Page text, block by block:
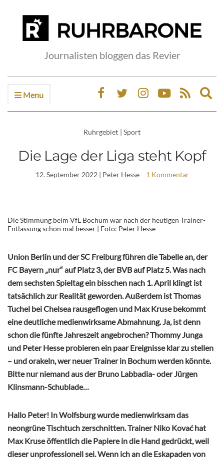
Journalisten bloggen das Revier
Menu
Ruhrgebiet | Sport
Die Lage der Liga steht Kopf
12. September 2022| Peter Hesse 1 Kommentar
Die Stimmung beim VfL Bochum war nach der heutigen Trainer-
Entlassung schon mal besser | Foto: Peter Hesse
Union Berlin und der SC Freiburg führen die Tabelle an, der
FC Bayern „nur“ auf Platz 3, der BVB auf Platz 5. Was nach
dem sechsten Spieltag ein bisschen nach 1. April klingt ist
tatsächlich zur Realität geworden. Außerdem ist Thomas
Tuchel bei Chelsea rausgeflogen und Max Kruse bekommt
eine deutliche medienwirksame Abmahnung. Ja, ist denn
schon die fünfte Jahreszeit angebrochen? Thommy Junga
und Peter Hesse probieren ein paar Ereignisse klar zu stellen
– und orakeln, wer neuer Trainer in Bochum werden könnte.
Bitte nur niemand aus der Bruno Labbadia- oder Jürgen
Klinsmann-Schublade…
Hallo Peter! In Wolfsburg wurde medienwirksam das
neongrüne Tischtuch zerschnitten. Trainer Niko Kovać hat
Max Kruse öffentlich die Papiere in die Hand gedrückt, weil
dieser unprofessionell sei. Wenn ich an die Eskapaden von